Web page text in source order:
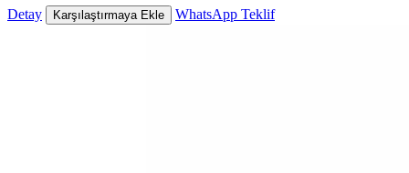
Detay Karşılaştırmaya Ekle WhatsApp Teklif